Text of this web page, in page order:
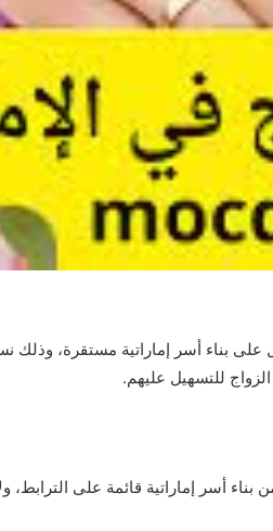
بناء أسر إماراتية مستقرة، وذلك
للتسهيل عليهم.
أسر إماراتية قائمة على